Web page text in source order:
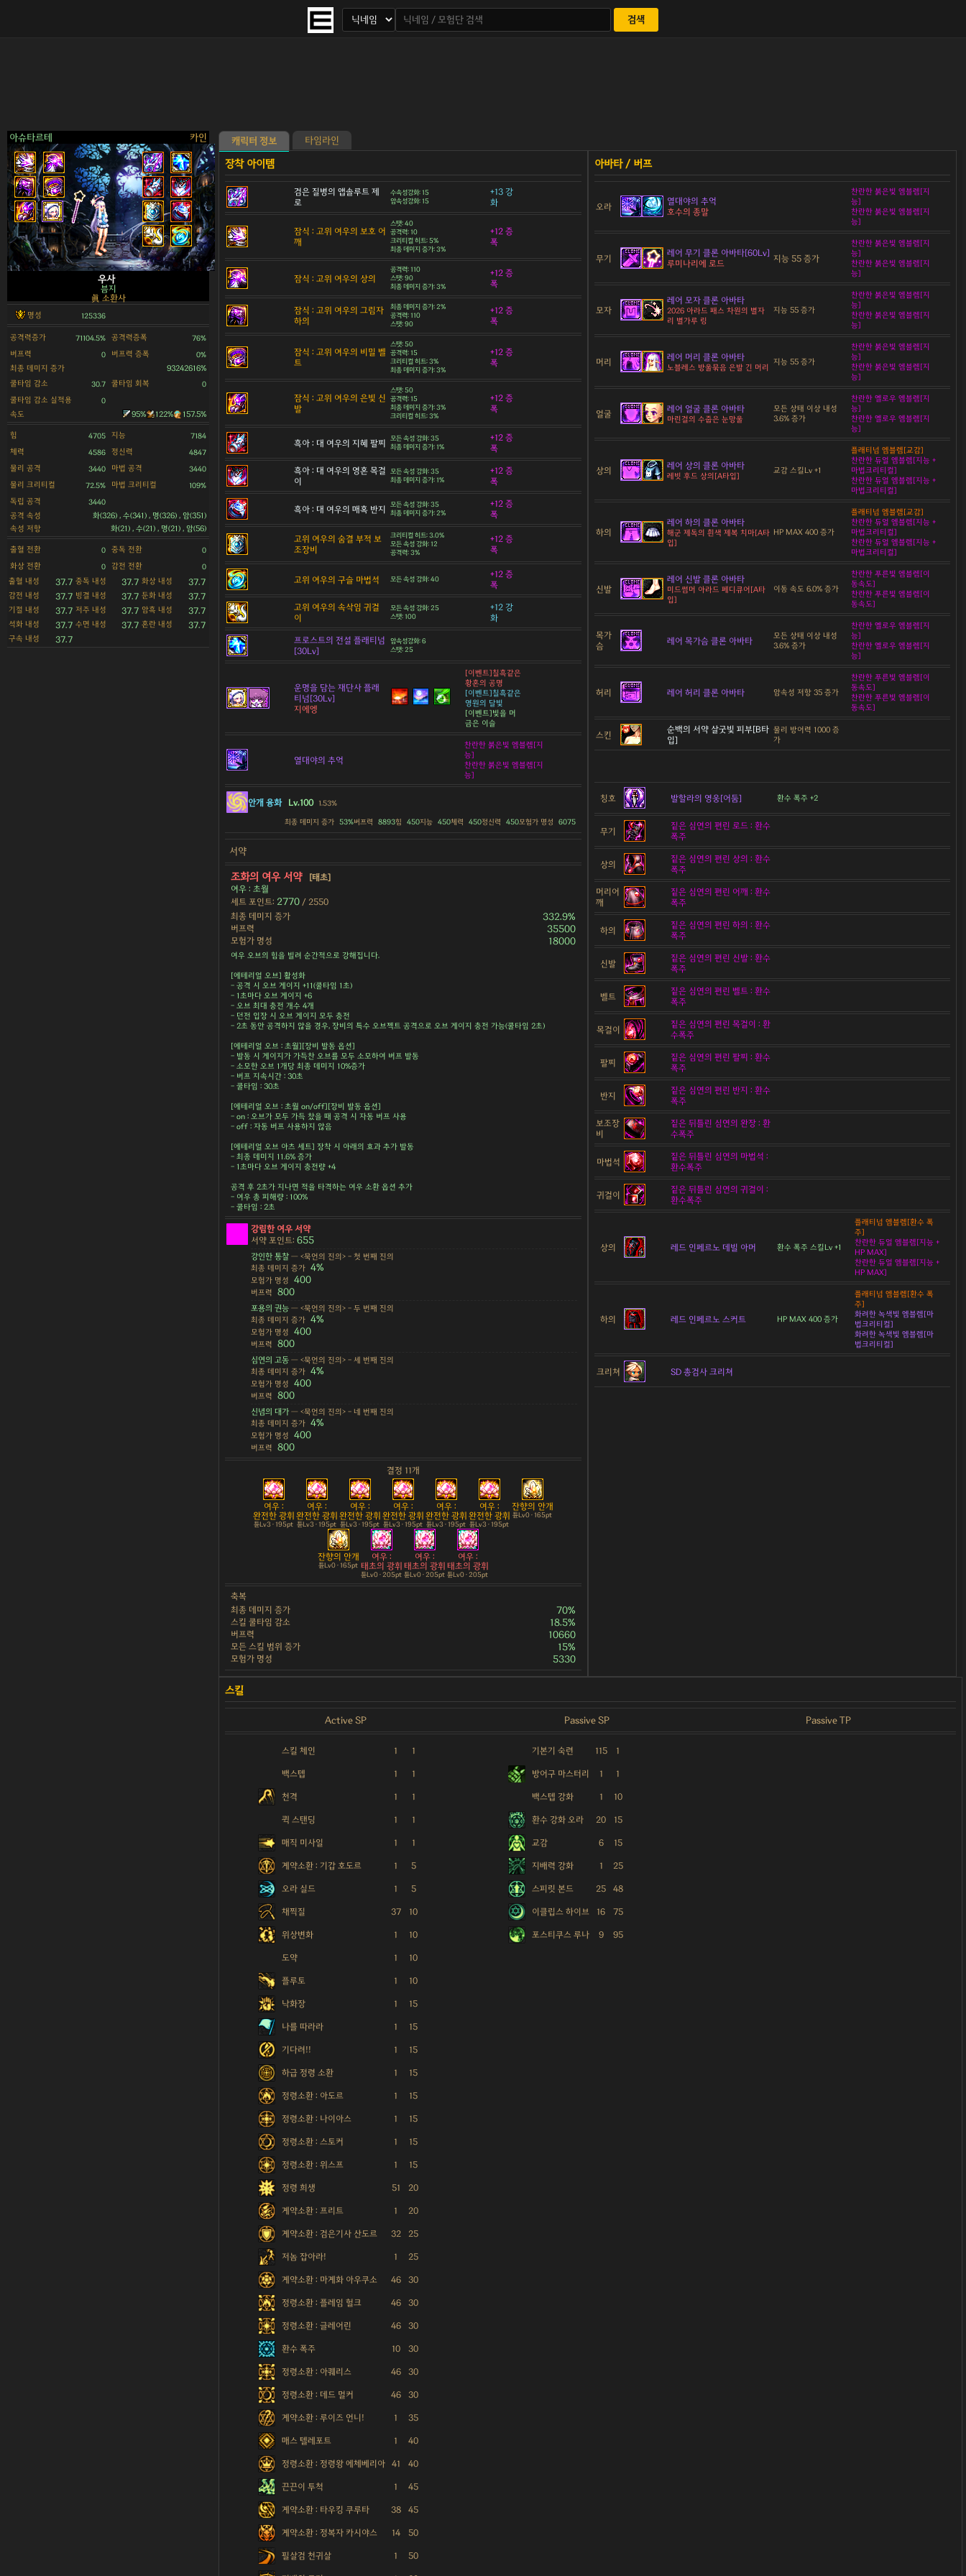
검색
아슈타르테 카인
>
우사
븜지
眞 소환사
명성 125336
공격력증가 71104.5% 공격력증폭 76%
버프력 0 버프력 증폭 0%
최종 데미지 증가
93242616%
쿨타임 감소
30.7 쿨타임 회복 0
쿨타임 감소 실적용 0
속도 95% 122% 157.5%
힘 4705 지능 7184
체력 4586 정신력 4847
물리 공격 3440 마법 공격 3440
물리 크리티컬 72.5% 마법 크리티컬 109%
독립 공격 3440
공격 속성
화(326) , 수(341) , 명(326) , 암(351)
속성 저항
화(21) , 수(21) , 명(21) , 암(56)
출혈 전환 0 중독 전환 0
화상 전환 0 감전 전환 0
출혈 내성 37.7 중독 내성 37.7 화상 내성 37.7
감전 내성 37.7 빙결 내성 37.7 둔화 내성 37.7
기절 내성 37.7 저주 내성 37.7 암흑 내성 37.7
석화 내성 37.7 수면 내성 37.7 혼란 내성 37.7
구속 내성 37.7
캐릭터 정보 타임라인
검은 질병의 앱솔루트 제
로
수속성강화: 15
암속성강화: 15
+13 강
화
잠식 : 고위 여우의 보호 어
깨
스탯: 40
공격력: 10
크리티컬 히트: 5%
최종 데미지 증가: 3%
+12 증
폭
잠식 : 고위 여우의 상의
공격력: 110
스탯: 90
최종 데미지 증가: 3%
+12 증
폭
잠식 : 고위 여우의 그림자
하의
최종 데미지 증가: 2%
공격력: 110
스탯: 90
+12 증
폭
잠식 : 고위 여우의 비밀 벨
트
스탯: 50
공격력: 15
크리티컬 히트: 3%
최종 데미지 증가: 3%
+12 증
폭
잠식 : 고위 여우의 은빛 신
발
스탯: 50
공격력: 15
최종 데미지 증가: 3%
크리티컬 히트: 3%
+12 증
폭
흑아 : 대 여우의 지혜 팔찌 모든 속성 강화: 35
최종 데미지 증가: 1%
+12 증
폭
흑아 : 대 여우의 영혼 목걸
이
모든 속성 강화: 35
최종 데미지 증가: 1%
+12 증
폭
흑아 : 대 여우의 매혹 반지 모든 속성 강화: 35
최종 데미지 증가: 2%
+12 증
폭
고위 여우의 숨결 부적 보
조장비
크리티컬 히트: 3.0%
모든 속성 강화: 12
공격력: 3%
+12 증
폭
고위 여우의 구슬 마법석 모든 속성 강화: 40
+12 증
폭
고위 여우의 속삭임 귀걸
이
모든 속성 강화: 25
스탯: 100
+12 강
화
프로스트의 전설 플래티넘
[30Lv]
암속성강화: 6
스탯: 25
운명을 담는 재단사 플래
티넘[30Lv]
지에엥
[이벤트]칠흑같은
황혼의 공명
[이벤트]칠흑같은
영원의 달빛
[이벤트]빛을 머
금은 이슬
열대야의 추억
찬란한 붉은빛 엠블렘[지
능]
찬란한 붉은빛 엠블렘[지
능]
안개 융화 Lv.100 1.53%
최종 데미지 증가 53%버프력 8893힘 450지능 450체력 450정신력 450모험가 명성 6075
서약
조화의 여우 서약
[태초]
여우 : 초월
세트 포인트: 2770 / 2550
최종 데미지 증가
332.9%
버프력 35500
모험가 명성 18000
여우 오브의 힘을 빌려 순간적으로 강해집니다.
[에테리얼 오브] 활성화
- 공격 시 오브 게이지 +11(쿨타임 1초)
- 1초마다 오브 게이지 +6
- 오브 최대 충전 개수 4개
- 던전 입장 시 오브 게이지 모두 충전
- 2초 동안 공격하지 않을 경우, 장비의 특수 오브젝트 공격으로 오브 게이지 충전 가능(쿨타임 2초)
[에테리얼 오브 : 초월][장비 발동 옵션]
- 발동 시 게이지가 가득찬 오브를 모두 소모하여 버프 발동
- 소모한 오브 1개당 최종 데미지 10%증가
- 버프 지속시간 : 30초
- 쿨타임 : 30초
[에테리얼 오브 : 초월 on/off][장비 발동 옵션]
- on : 오브가 모두 가득 찼을 때 공격 시 자동 버프 사용
- off : 자동 버프 사용하지 않음
[에테리얼 오브 아츠 세트] 장착 시 아래의 효과 추가 발동
- 최종 데미지 11.6% 증가
- 1초마다 오브 게이지 충전량 +4
공격 후 2초가 지나면 적을 타격하는 여우 소환 옵션 추가
- 여우 총 피해량 : 100%
- 쿨타임 : 2초
강림한 여우 서약
서약 포인트: 655
강인한 통찰 — <묵언의 진의> - 첫 번째 진의
최종 데미지 증가 4%
모험가 명성 400
버프력 800
포용의 권능 — <묵언의 진의> - 두 번째 진의
최종 데미지 증가 4%
모험가 명성 400
버프력 800
심연의 고동 — <묵언의 진의> - 세 번째 진의
최종 데미지 증가 4%
모험가 명성 400
버프력 800
신념의 대가 — <묵언의 진의> - 네 번째 진의
최종 데미지 증가 4%
모험가 명성 400
버프력 800
결정 11개
여우 :
완전한 광휘
튠Lv3 · 195pt
여우 :
완전한 광휘
튠Lv3 · 195pt
여우 :
완전한 광휘
튠Lv3 · 195pt
여우 :
완전한 광휘
튠Lv3 · 195pt
여우 :
완전한 광휘
튠Lv3 · 195pt
여우 :
완전한 광휘
튠Lv3 · 195pt
잔향의 안개
튠Lv0 · 165pt
잔향의 안개
튠Lv0 · 165pt
여우 :
태초의 광휘
튠Lv0 · 205pt
여우 :
태초의 광휘
튠Lv0 · 205pt
여우 :
태초의 광휘
튠Lv0 · 205pt
축복
최종 데미지 증가
70%
스킬 쿨타임 감소 18.5%
버프력 10660
모든 스킬 범위 증가 15%
모험가 명성 5330
오라
열대야의 추억
호수의 종말
찬란한 붉은빛 엠블렘[지
능]
찬란한 붉은빛 엠블렘[지
능]
무기
레어 무기 클론 아바타[60Lv]
루미나리에 로드
지능 55 증가
찬란한 붉은빛 엠블렘[지
능]
찬란한 붉은빛 엠블렘[지
능]
모자
레어 모자 클론 아바타
2026 아라드 패스 차원의 별자
리 별가루 링
지능 55 증가
찬란한 붉은빛 엠블렘[지
능]
찬란한 붉은빛 엠블렘[지
능]
머리 레어 머리 클론 아바타
노블레스 방울묶음 은발 긴 머리
지능 55 증가
찬란한 붉은빛 엠블렘[지
능]
찬란한 붉은빛 엠블렘[지
능]
얼굴 레어 얼굴 클론 아바타
마린걸의 수줍은 눈망울
모든 상태 이상 내성
3.6% 증가
찬란한 옐로우 엠블렘[지
능]
찬란한 옐로우 엠블렘[지
능]
상의 레어 상의 클론 아바타
레빗 후드 상의[A타입]
교감 스킬Lv +1
플래티넘 엠블렘[교감]
찬란한 듀얼 엠블렘[지능 +
마법크리티컬]
찬란한 듀얼 엠블렘[지능 +
마법크리티컬]
하의
레어 하의 클론 아바타
해군 제독의 흰색 제복 치마[A타
입]
HP MAX 400 증가
플래티넘 엠블렘[교감]
찬란한 듀얼 엠블렘[지능 +
마법크리티컬]
찬란한 듀얼 엠블렘[지능 +
마법크리티컬]
신발
레어 신발 클론 아바타
미드썸머 아라드 페디큐어[A타
입]
이동 속도 6.0% 증가
찬란한 푸른빛 엠블렘[이
동속도]
찬란한 푸른빛 엠블렘[이
동속도]
목가
슴
레어 목가슴 클론 아바타
모든 상태 이상 내성
3.6% 증가
찬란한 옐로우 엠블렘[지
능]
찬란한 옐로우 엠블렘[지
능]
허리 레어 허리 클론 아바타 암속성 저항 35 증가
찬란한 푸른빛 엠블렘[이
동속도]
찬란한 푸른빛 엠블렘[이
동속도]
스킨
순백의 서약 살굿빛 피부[B타
입]
물리 방어력 1000 증
가
칭호 발할라의 영웅[어둠] 환수 폭주 +2
무기
짙은 심연의 편린 로드 : 환수
폭주
상의
짙은 심연의 편린 상의 : 환수
폭주
머리어
깨
짙은 심연의 편린 어깨 : 환수
폭주
하의
짙은 심연의 편린 하의 : 환수
폭주
신발
짙은 심연의 편린 신발 : 환수
폭주
벨트
짙은 심연의 편린 벨트 : 환수
폭주
목걸이
짙은 심연의 편린 목걸이 : 환
수폭주
팔찌
짙은 심연의 편린 팔찌 : 환수
폭주
반지
짙은 심연의 편린 반지 : 환수
폭주
보조장
비
짙은 뒤틀린 심연의 완장 : 환
수폭주
마법석
짙은 뒤틀린 심연의 마법석 :
환수폭주
귀걸이
짙은 뒤틀린 심연의 귀걸이 :
환수폭주
상의 레드 인페르노 데빌 아머 환수 폭주 스킬Lv +1
플래티넘 엠블렘[환수 폭
주]
찬란한 듀얼 엠블렘[지능 +
HP MAX]
찬란한 듀얼 엠블렘[지능 +
HP MAX]
하의 레드 인페르노 스커트 HP MAX 400 증가
플래티넘 엠블렘[환수 폭
주]
화려한 녹색빛 엠블렘[마
법크리티컬]
화려한 녹색빛 엠블렘[마
법크리티컬]
크리쳐 SD 총검사 크리쳐
Active SP Passive SP Passive TP
스킬 체인 1 1
백스텝 1 1
천격 1 1
퀵 스탠딩 1 1
매직 미사일 1 1
계약소환 : 기갑 호도르 1 5
오라 실드 1 5
채찍질 37 10
위상변화 1 10
도약 1 10
플루토 1 10
낙화장 1 15
나를 따라라 1 15
기다려!! 1 15
하급 정령 소환 1 15
정령소환 : 아도르 1 15
정령소환 : 나이아스 1 15
정령소환 : 스토커 1 15
정령소환 : 위스프 1 15
정령 희생 51 20
계약소환 : 프리트 1 20
계약소환 : 검은기사 산도르 32 25
저놈 잡아라! 1 25
계약소환 : 마계화 아우쿠소 46 30
정령소환 : 플레임 헐크 46 30
정령소환 : 글레어린 46 30
환수 폭주 10 30
정령소환 : 아퀘리스 46 30
정령소환 : 데드 멀커 46 30
계약소환 : 루이즈 언니! 1 35
매스 텔레포트 1 40
정령소환 : 정령왕 에체베리아 41 40
끈끈이 투척 1 45
계약소환 : 타우킹 쿠루타 38 45
계약소환 : 정복자 카시야스 14 50
필살검 천귀살 1 50
기본기 숙련 115 1
방어구 마스터리 1 1
백스텝 강화 1 10
환수 강화 오라 20 15
교감 6 15
지배력 강화 1 25
스피릿 본드 25 48
이클립스 하이브 16 75
포스티쿠스 루나 9 95